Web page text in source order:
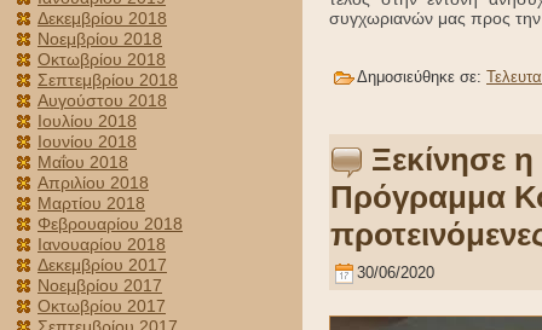
Δεκεμβρίου 2018
Νοεμβρίου 2018
Οκτωβρίου 2018
Σεπτεμβρίου 2018
Αυγούστου 2018
Ιουλίου 2018
Ιουνίου 2018
Μαΐου 2018
Απριλίου 2018
Μαρτίου 2018
Φεβρουαρίου 2018
Ιανουαρίου 2018
Δεκεμβρίου 2017
Νοεμβρίου 2017
Οκτωβρίου 2017
συγχωριανών μας προς
Δημοσιεύθηκε σε:
Ξεκίνησε
Πρόγραμμα
30/06/2020